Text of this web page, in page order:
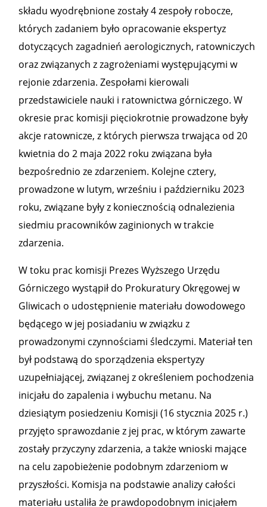
składu wyodrębnione zostały 4 zespoły robocze,
których zadaniem było opracowanie ekspertyz
dotyczących zagadnień aerologicznych, ratowniczych
oraz związanych z zagrożeniami występującymi w
rejonie zdarzenia. Zespołami kierowali
przedstawiciele nauki i ratownictwa górniczego. W
okresie prac komisji pięciokrotnie prowadzone były
akcje ratownicze, z których pierwsza trwająca od 20
kwietnia do 2 maja 2022 roku związana była
bezpośrednio ze zdarzeniem. Kolejne cztery,
prowadzone w lutym, wrześniu i październiku 2023
roku, związane były z koniecznością odnalezienia
siedmiu pracowników zaginionych w trakcie
zdarzenia.
W toku prac komisji Prezes Wyższego Urzędu
Górniczego wystąpił do Prokuratury Okręgowej w
Gliwicach o udostępnienie materiału dowodowego
będącego w jej posiadaniu w związku z
prowadzonymi czynnościami śledczymi. Materiał ten
był podstawą do sporządzenia ekspertyzy
uzupełniającej, związanej z określeniem pochodzenia
inicjału do zapalenia i wybuchu metanu. Na
dziesiątym posiedzeniu Komisji (16 stycznia 2025 r.)
przyjęto sprawozdanie z jej prac, w którym zawarte
zostały przyczyny zdarzenia, a także wnioski mające
na celu zapobieżenie podobnym zdarzeniom w
przyszłości. Komisja na podstawie analizy całości
materiału ustaliła że prawdopodobnym inicjałem